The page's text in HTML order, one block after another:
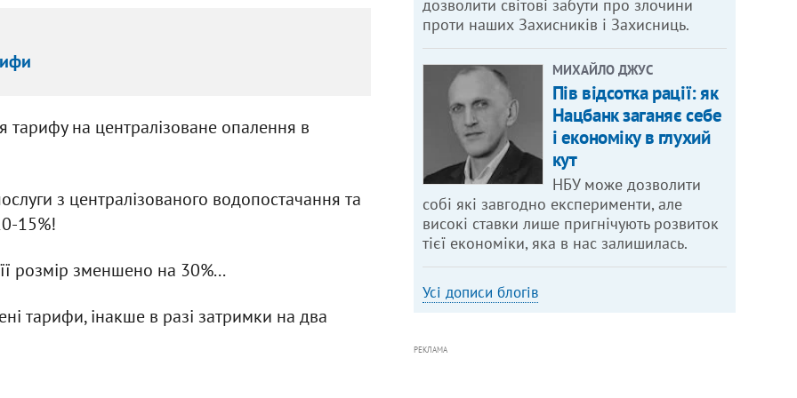
на централізоване опалення в
з централізованого водопостачання та
15%!
розмір зменшено на 30%...
тарифи, інакше в разі затримки на два
дозволити світові забути про злочини
проти наших Захисників і Захисниць.
МИХАЙЛО ДЖУС
Пів відсотка рації: як
Нацбанк заганяє себе
і економіку в глухий
кут
НБУ може дозволити
собі які завгодно експерименти, але
високі ставки лише пригнічують розвиток
тієї економіки, яка в нас залишилась.
Усі дописи блогів
РЕКЛАМА